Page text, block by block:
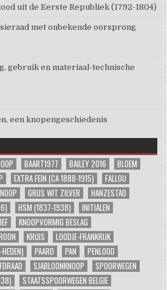
uit de Eerste Republiek (1792-1804)
met onbekende oorsprong
gebruik en materiaal-technische
een knopengeschiedenis
BAART1977 BAILEY 2016
BLOEM
EXTRA FEIN (CA 1888-1915)
FALLOU
GRIJS WIT ZILVER
HANZESTAD
HSM (1837-1938)
INITIALEN
KNOOPVORMIG BESLAG
KRUIS
LOODJE-FRANKRIJK
PAARD PAN
PENLOOD
SJABLOONKNOOP
SPOORWEGEN
STAATSSPOORWEGEN BELGIE